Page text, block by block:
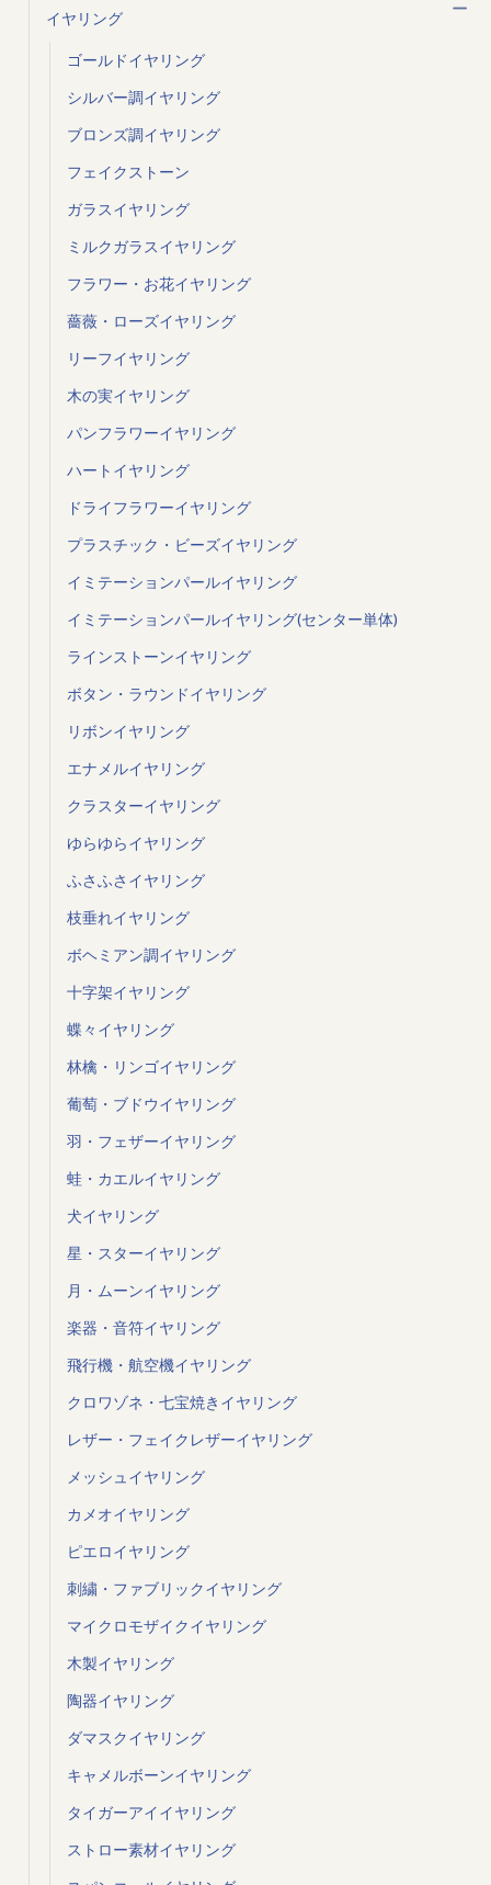
イヤリング
ゴールドイヤリング
シルバー調イヤリング
ブロンズ調イヤリング
フェイクストーン
ガラスイヤリング
ミルクガラスイヤリング
フラワー・お花イヤリング
薔薇・ローズイヤリング
リーフイヤリング
木の実イヤリング
パンフラワーイヤリング
ハートイヤリング
ドライフラワーイヤリング
プラスチック・ビーズイヤリング
イミテーションパールイヤリング
イミテーションパールイヤリング(センター単体)
ラインストーンイヤリング
ボタン・ラウンドイヤリング
リボンイヤリング
エナメルイヤリング
クラスターイヤリング
ゆらゆらイヤリング
ふさふさイヤリング
枝垂れイヤリング
ボヘミアン調イヤリング
十字架イヤリング
蝶々イヤリング
林檎・リンゴイヤリング
葡萄・ブドウイヤリング
羽・フェザーイヤリング
蛙・カエルイヤリング
犬イヤリング
星・スターイヤリング
月・ムーンイヤリング
楽器・音符イヤリング
飛行機・航空機イヤリング
クロワゾネ・七宝焼きイヤリング
レザー・フェイクレザーイヤリング
メッシュイヤリング
カメオイヤリング
ピエロイヤリング
刺繍・ファブリックイヤリング
マイクロモザイクイヤリング
木製イヤリング
陶器イヤリング
ダマスクイヤリング
キャメルボーンイヤリング
タイガーアイイヤリング
ストロー素材イヤリング